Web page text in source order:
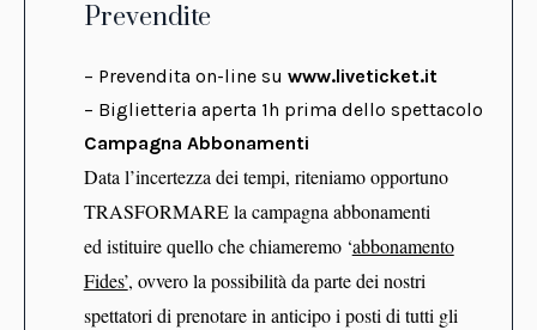
Prevendite
– Prevendita on-line su www.liveticket.it
– Biglietteria aperta 1h prima dello spettacolo
Campagna Abbonamenti
Data l’incertezza dei tempi, riteniamo opportuno
TRASFORMARE la campagna abbonamenti
ed istituire quello che chiameremo ‘abbonamento
Fides’, ovvero la possibilità da parte dei nostri
spettatori di prenotare in anticipo i posti di tutti gli